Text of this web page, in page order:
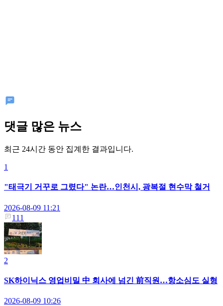
댓글 많은 뉴스
최근 24시간 동안 집계한 결과입니다.
1
"태극기 거꾸로 그렸다" 논란…인천시, 광복절 현수막 철거
2026-08-09 11:21
111
2
SK하이닉스 영업비밀 中 회사에 넘긴 前직원…항소심도 실형
2026-08-09 10:26